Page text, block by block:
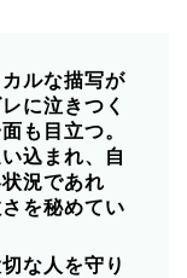
ルな描写が
に泣きつく
も目立つ。
込まれ、自
況であれ
を秘めてい
な人を守り